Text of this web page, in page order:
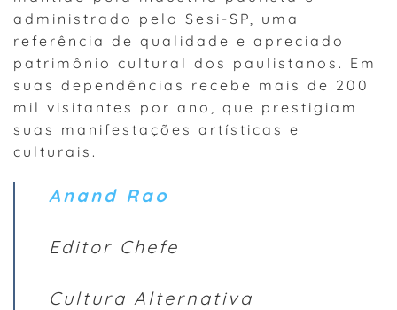
administrado pelo Sesi-SP, uma
referência de qualidade e apreciado
patrimônio cultural dos paulistanos. Em
suas dependências recebe mais de 200
mil visitantes por ano, que prestigiam
suas manifestações artísticas e
culturais.
Anand Rao
Editor Chefe
Cultura Alternativa